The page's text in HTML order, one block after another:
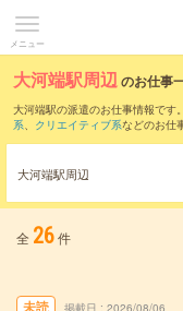
メニュー
大河端駅周辺のお仕事
大河端駅の派遣のお仕事情報です。
系、 クリエイティブ系などのお仕
また、金沢駅・
いただけます。
大河端駅周辺
全 26件
未読 掲載日 2026/08/06